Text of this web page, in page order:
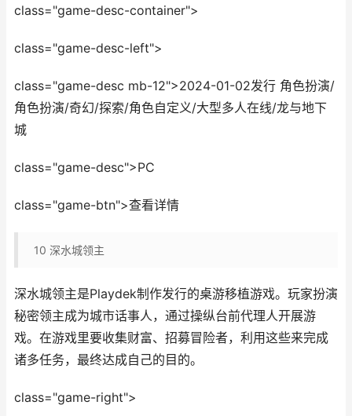
class="game-desc-container">
class="game-desc-left">
class="game-desc mb-12">2024-01-02发行 角色扮演/
角色扮演/奇幻/探索/角色自定义/大型多人在线/龙与地下
城
class="game-desc">PC
class="game-btn">查看详情
10 深水城领主
深水城领主是Playdek制作发行的桌游移植游戏。玩家扮演
秘密领主成为城市话事人，通过操纵台前代理人开展游
戏。在游戏里要收集财富、招募冒险者，利用这些来完成
诸多任务，最终达成自己的目的。
class="game-right">